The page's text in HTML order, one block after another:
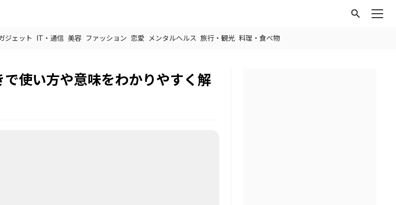
search
ジェット IT・通信 美容 ファッション 恋愛 メンタルヘルス 旅行・観光 料理・食べ物
で使い方や意味をわかりやすく解